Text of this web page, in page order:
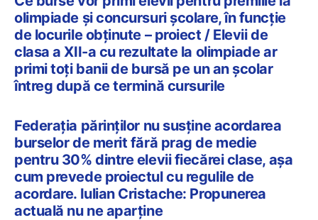
olimpiade și concursuri școlare, în funcție
de locurile obținute – proiect / Elevii de
clasa a XII-a cu rezultate la olimpiade ar
primi toți banii de bursă pe un an școlar
întreg după ce termină cursurile
Federația părinților nu susține acordarea
burselor de merit fără prag de medie
pentru 30% dintre elevii fiecărei clase, așa
cum prevede proiectul cu regulile de
acordare. Iulian Cristache: Propunerea
actuală nu ne aparține